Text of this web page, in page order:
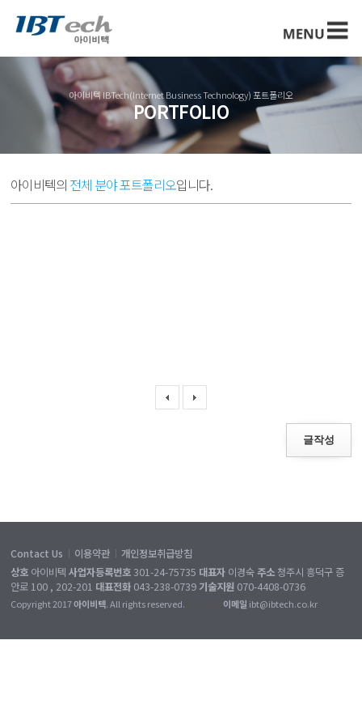
아이비텍 IBTech(Internet Business Technology) 포트폴리오
PORTFOLIO
아이비텍의 전체 분야 포트폴리오입니다.
글작성
Contact Us | 이용약관 | 개인정보취급방침
상호 아이비텍사업자등록번호 301-24-75735 대표자 이경숙주소 청주시 흥덕구 증
안로 100 , 202-201 대표전화 043-238-0739 기술지원 070-4408-0736
Copyright 2017아이비텍. All rights reserved. 이메일 ibt@ibtech.co.kr